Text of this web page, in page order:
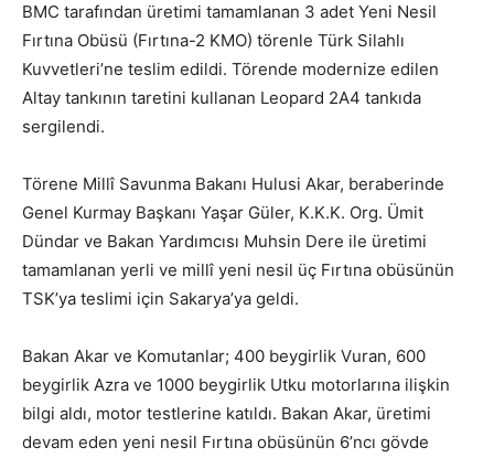
BMC tarafından üretimi tamamlanan 3 adet Yeni Nesil
Fırtına Obüsü (Fırtına-2 KMO) törenle Türk Silahlı
Kuvvetleri’ne teslim edildi. Törende modernize edilen
Altay tankının taretini kullanan Leopard 2A4 tankıda
sergilendi.
Törene Millî Savunma Bakanı Hulusi Akar, beraberinde
Genel Kurmay Başkanı Yaşar Güler, K.K.K. Org. Ümit
Dündar ve Bakan Yardımcısı Muhsin Dere ile üretimi
tamamlanan yerli ve millî yeni nesil üç Fırtına obüsünün
TSK’ya teslimi için Sakarya’ya geldi.
Bakan Akar ve Komutanlar; 400 beygirlik Vuran, 600
beygirlik Azra ve 1000 beygirlik Utku motorlarına ilişkin
bilgi aldı, motor testlerine katıldı. Bakan Akar, üretimi
devam eden yeni nesil Fırtına obüsünün 6’ncı gövde